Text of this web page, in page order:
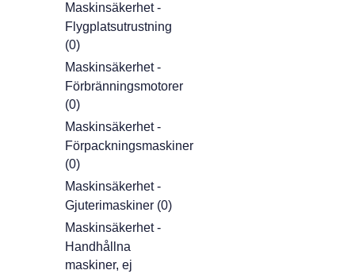
Maskinsäkerhet -
Flygplatsutrustning
(0)
Maskinsäkerhet -
Förbränningsmotorer
(0)
Maskinsäkerhet -
Förpackningsmaskiner
(0)
Maskinsäkerhet -
Gjuterimaskiner (0)
Maskinsäkerhet -
Handhållna
maskiner, ej